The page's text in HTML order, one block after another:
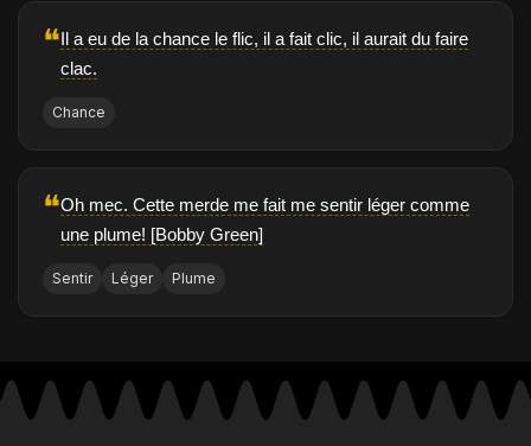
❝Il a eu de la chance le flic, il a fait clic, il aurait du faire
clac.
Chance
❝Oh mec. Cette merde me fait me sentir léger comme
une plume! [Bobby Green]
Sentir Léger Plume